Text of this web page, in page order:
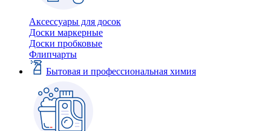
Аксессуары для досок
Доски маркерные
Доски пробковые
Флипчарты
Бытовая и профессиональная химия